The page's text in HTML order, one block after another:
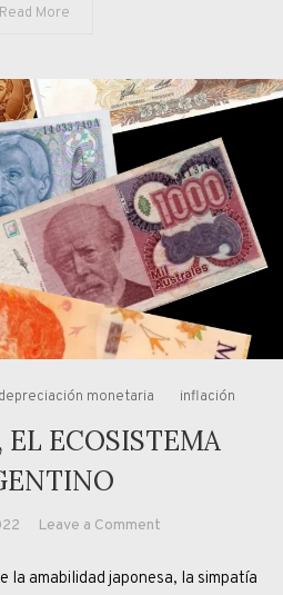
Read More
depreciación monetaria inflación
ECOSISTEMA
Leave a Commenton
EL
la amabilidad japonesa, la simpatía